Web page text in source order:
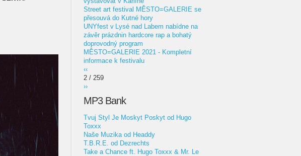
Street art festival MĚSTO=GALERIE se
přesouvá do Kutné hory
UNYfest v Lysé nad Labem nabídne na
závěr prázdnin hardcore rap a bohatý
doprovodný program
MĚSTO=GALERIE 2021 - Kompletní
informace k festivalu
‹‹
2 / 259
››
MP3 Bank
Tvuj Styl Je Moskyt Poskyt od Hugo
Toxxx
Naše Muzika od Headdy
T.B.R.E. od Dezrechts
Take a Chance ft. Hugo Toxxx & Mr. Le